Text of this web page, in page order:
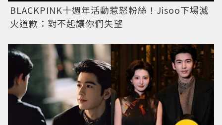
BLACKPINK十週年活動惹怒粉絲！Jisoo下場滅
火道歉：對不起讓你們失望